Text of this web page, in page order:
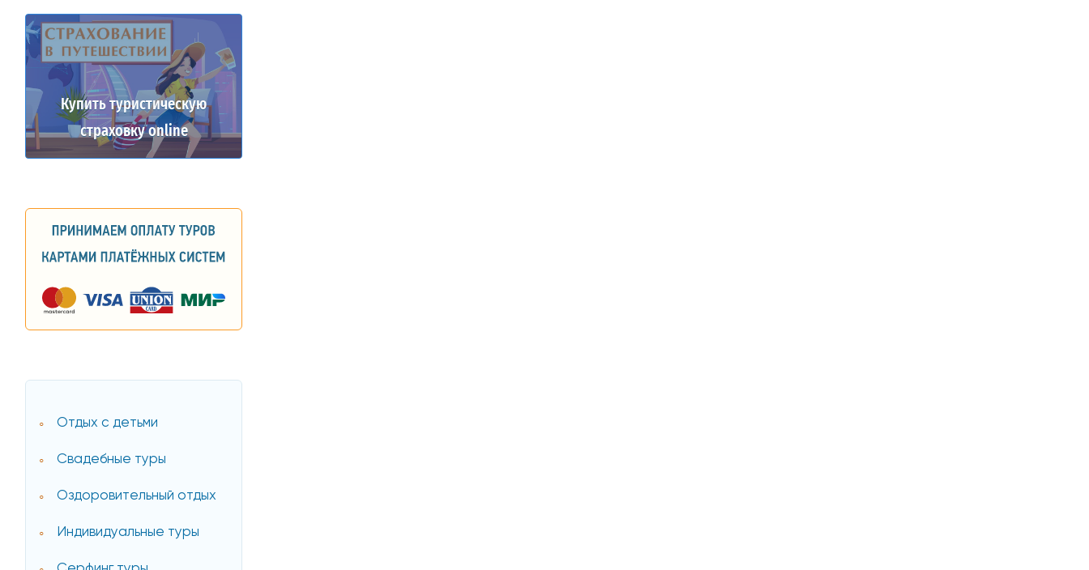
Купить туристическую
страховку online
Отдых с детьми
Свадебные туры
Оздоровительный отдых
Индивидуальные туры